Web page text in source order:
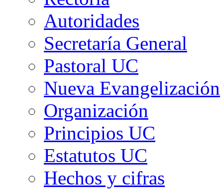
Autoridades
Secretaría General
Pastoral UC
Nueva Evangelización
Organización
Principios UC
Estatutos UC
Hechos y cifras